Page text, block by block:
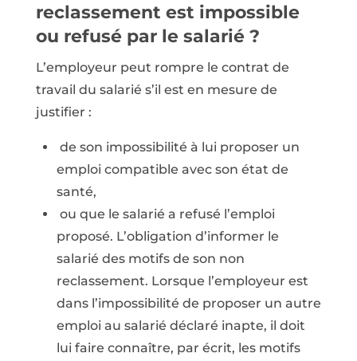
reclassement est impossible
ou refusé par le salarié ?
L’employeur peut rompre le contrat de
travail du salarié s’il est en mesure de
justifier :
de son impossibilité à lui proposer un
emploi compatible avec son état de
santé,
ou que le salarié a refusé l’emploi
proposé. L’obligation d’informer le
salarié des motifs de son non
reclassement. Lorsque l’employeur est
dans l’impossibilité de proposer un autre
emploi au salarié déclaré inapte, il doit
lui faire connaître, par écrit, les motifs